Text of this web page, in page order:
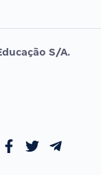
ORDEM
OAB
S/A.